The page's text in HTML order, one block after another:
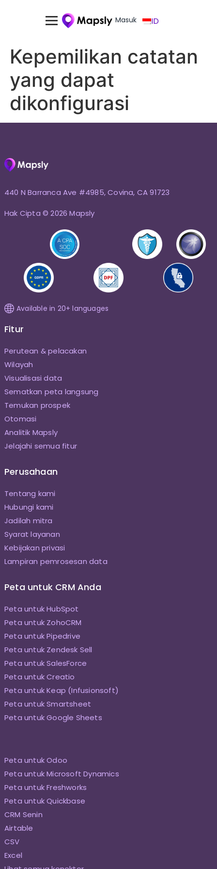
Masuk ID
Kepemilikan catatan
yang dapat
dikonfigurasi
440 N Barranca Ave #4985, Covina, CA 91723
Hak Cipta © 2026 Mapsly
Available in 20+ languages
Fitur
Perutean & pelacakan
Wilayah
Visualisasi data
Sematkan peta langsung
Temukan prospek
Otomasi
Analitik Mapsly
Jelajahi semua fitur
Perusahaan
Tentang kami
Hubungi kami
Jadilah mitra
Syarat layanan
Kebijakan privasi
Lampiran pemrosesan data
Peta untuk CRM Anda
Peta untuk HubSpot
Peta untuk ZohoCRM
Peta untuk Pipedrive
Peta untuk Zendesk Sell
Peta untuk SalesForce
Peta untuk Creatio
Peta untuk Keap (Infusionsoft)
Peta untuk Smartsheet
Peta untuk Google Sheets
Peta untuk Odoo
Peta untuk Microsoft Dynamics
Peta untuk Freshworks
Peta untuk Quickbase
CRM Senin
Airtable
CSV
Excel